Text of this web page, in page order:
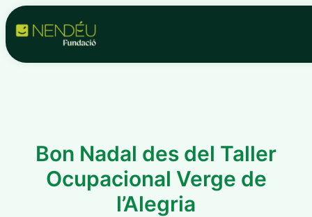
Vés
al
contingut
Bon Nadal des del Taller
Ocupacional Verge de
l’Alegria
Navegació